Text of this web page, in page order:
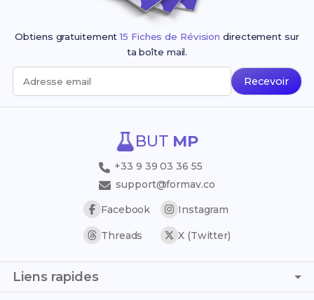
Obtiens gratuitement15 Fiches de Révision directement sur
ta boîte mail.
Adresse email Recevoir
BUT MP
+33 9 39 03 36 55
support@formav.co
Facebook
Instagram
Threads X (Twitter)
Liens rapides